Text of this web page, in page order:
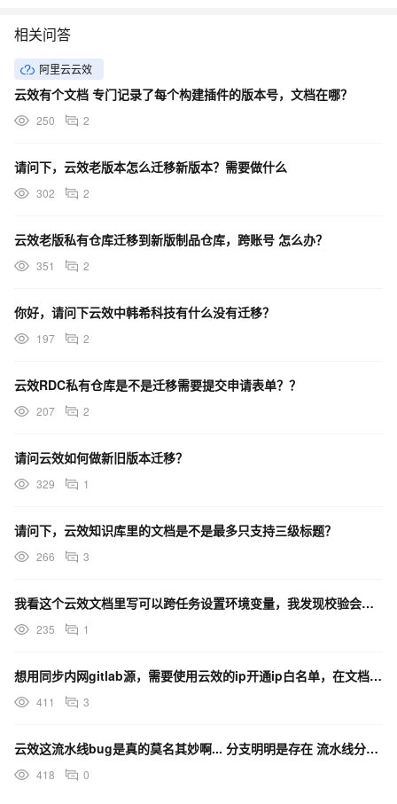
相关问答
阿里云云效
云效有个文档 专门记录了每个构建插件的版本号，文档在哪？
250 2
请问下，云效老版本怎么迁移新版本？需要做什么
302 2
云效老版私有仓库迁移到新版制品仓库，跨账号 怎么办？
351 2
你好，请问下云效中韩希科技有什么没有迁移？
197 2
云效RDC私有仓库是不是迁移需要提交申请表单？？
207 2
请问云效如何做新旧版本迁移？
329 1
请问下，云效知识库里的文档是不是最多只支持三级标题？
266 3
我看这个云效文档里写可以跨任务设置环境变量，我发现校验会报错，麻烦问下这个咋搞 !
235 1
想用同步内网gitlab源，需要使用云效的ip开通ip白名单，在文档里没找到代码管理的ip，怎么办？
411 3
云效这流水线bug是真的莫名其妙啊... 分支明明是存在 流水线分支管理器报不存在？
418 0